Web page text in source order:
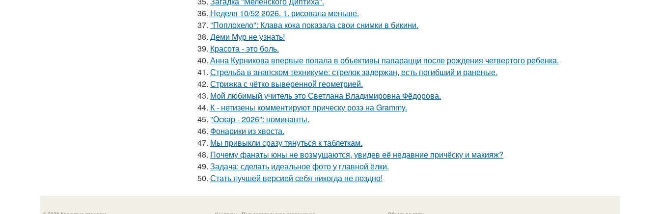
36. Неделя 10/52 2026. 1. рисовала меньше.
37. "Поплохело": Клава кока показала свои снимки в бикини.
38. Деми Мур не узнать!
39. Красота - это боль.
40. Анна Курникова впервые попала в объективы папарацци после рождения четвертого ребенка.
41. Стрельба в анапском техникуме: стрелок задержан, есть погибший и раненые.
42. Стрижка с чётко выверенной геометрией.
43. Мой любимый учитель это Светлана Владимировна Фёдорова.
44. К - нетизены комментируют прическу розэ на Grammy.
45. "Оскар - 2026": номинанты.
46. Фонарики из хвоста.
47. Мы привыкли сразу тянуться к таблеткам.
48. Почему фанаты юны не возмущаются, увидев её недавние причёску и макияж?
49. Задача: сделать идеальное фото у главной ёлки.
50. Стать лучшей версией себя никогда не поздно!